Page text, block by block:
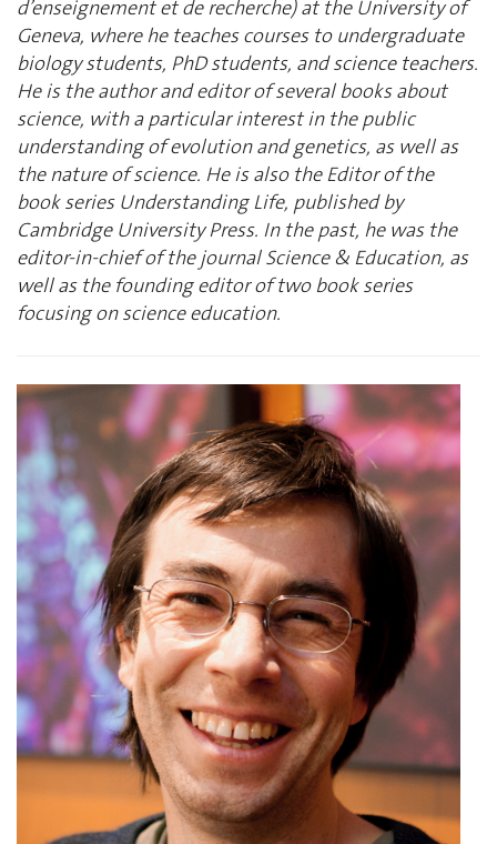
d’enseignement et de recherche) at the University of
Geneva, where he teaches courses to undergraduate
biology students, PhD students, and science teachers.
He is the author and editor of several books about
science, with a particular interest in the public
understanding of evolution and genetics, as well as
the nature of science. He is also the Editor of the
book series Understanding Life, published by
Cambridge University Press. In the past, he was the
editor-in-chief of the journal Science & Education, as
well as the founding editor of two book series
focusing on science education.